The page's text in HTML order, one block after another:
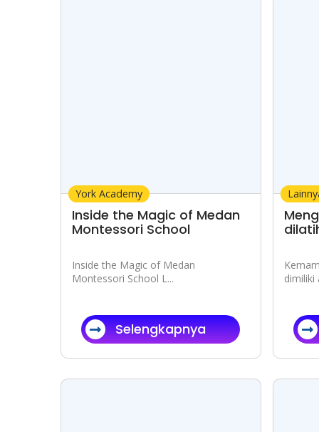
Edukasi
York Academy
Inside the Magic of Medan
Montessori School
Inside the Magic of Medan
Montessori School L...
Selengkapnya
dimiliki